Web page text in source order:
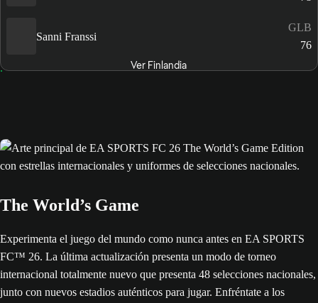
Sanni Franssi
GLB
76
Ver Finlandia
The World’s Game
Experimenta el juego del mundo como nunca antes en EA SPORTS
FC™ 26. La última actualización presenta un modo de torneo
internacional totalmente nuevo que presenta 48 selecciones nacionales,
junto con nuevos estadios auténticos para jugar. Enfréntate a los